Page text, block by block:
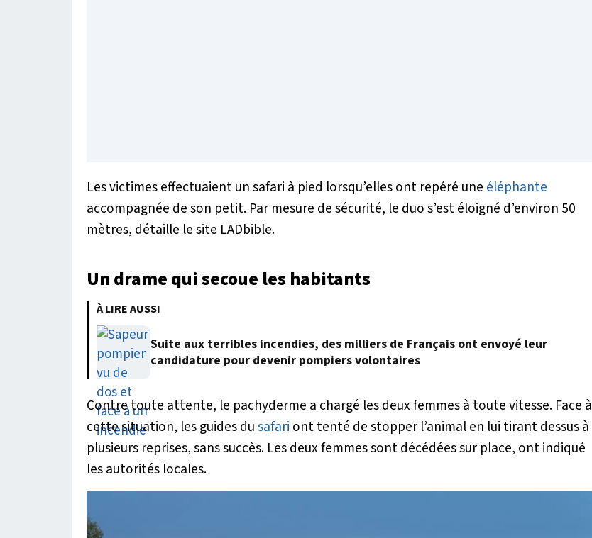
Les victimes effectuaient un safari à pied lorsqu’elles ont repéré une éléphante
accompagnée de son petit. Par mesure de sécurité, le duo s’est éloigné d’environ 50
mètres, détaille le site LADbible.
Un drame qui secoue les habitants
À LIRE AUSSI
Suite aux terribles incendies, des milliers de Français ont envoyé leur
candidature pour devenir pompiers volontaires
Contre toute attente, le pachyderme a chargé les deux femmes à toute vitesse. Face à
cette situation, les guides dusafari ont tenté de stopper l’animal en lui tirant dessus à
plusieurs reprises, sans succès. Les deux femmes sont décédées sur place, ont indiqué
les autorités locales.